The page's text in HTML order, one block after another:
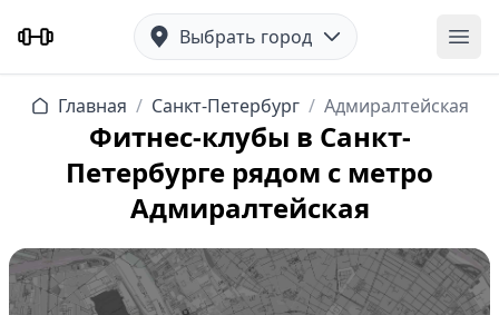
Выбрать город
Главная / Санкт-Петербург / Адмиралтейская
Фитнес-клубы в Санкт-
Петербурге рядом с метро
Адмиралтейская